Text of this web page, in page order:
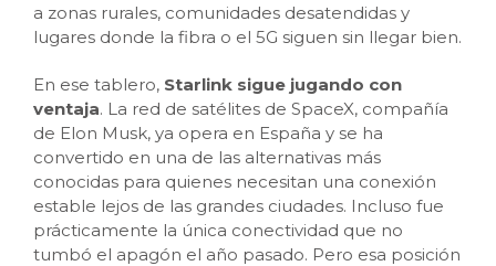
a zonas rurales, comunidades desatendidas y
lugares donde la fibra o el 5G siguen sin llegar bien.
En ese tablero, Starlink sigue jugando con
ventaja. La red de satélites de SpaceX, compañía
de Elon Musk, ya opera en España y se ha
convertido en una de las alternativas más
conocidas para quienes necesitan una conexión
estable lejos de las grandes ciudades. Incluso fue
prácticamente la única conectividad que no
tumbó el apagón el año pasado. Pero esa posición